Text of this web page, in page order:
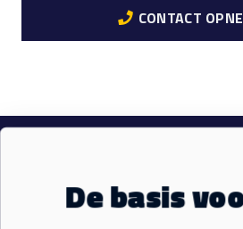
CONTACT
MaterialenDe basis